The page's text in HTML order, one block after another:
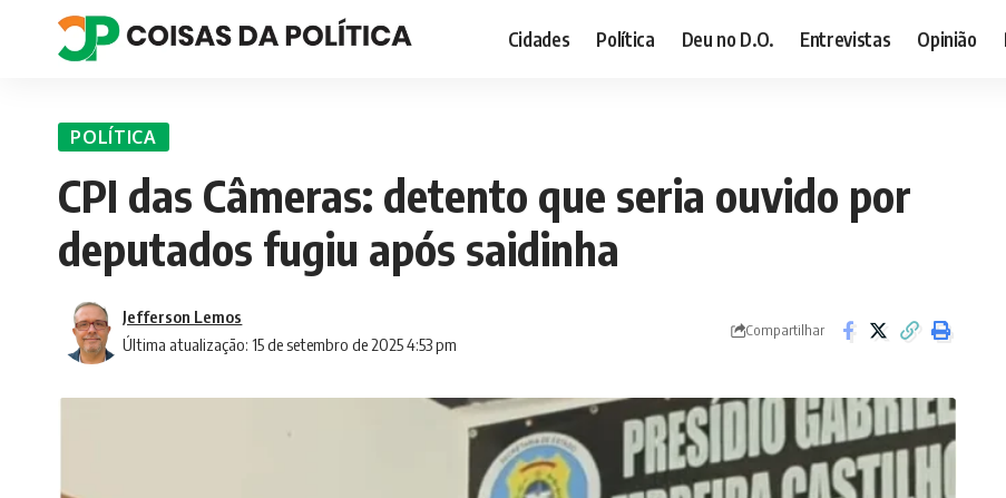
Cidades Política Deu no D.O. Entrevistas Opinião
POLÍTICA
CPI das Câmeras: detento que seria ouvido por
deputados fugiu após saidinha
Última atualização: 15 de setembro de 2025 4:53 pm
Jefferson Lemos
Compartilhar